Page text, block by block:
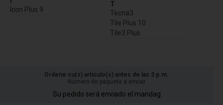
Icon Plus 9
T
Tecna3
Tile Plus 10
Tile3 Plus
Ordene su(s) artículo(s) antes de las 3 p.m.
Número de paquete a enviar
Su pedido será enviado el mandag